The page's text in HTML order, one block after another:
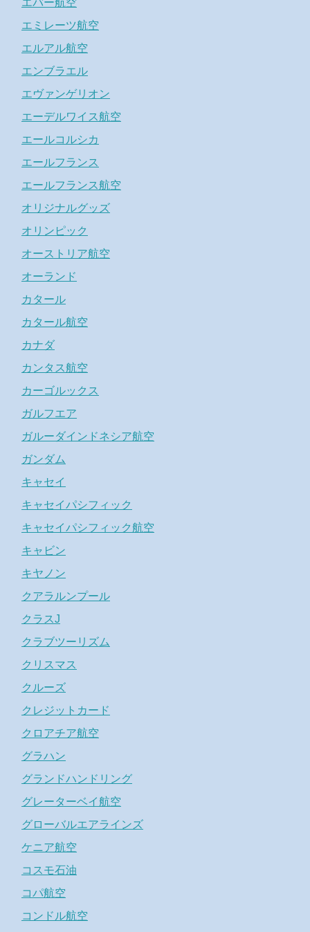
エバー航空
エミレーツ航空
エルアル航空
エンブラエル
エヴァンゲリオン
エーデルワイス航空
エールコルシカ
エールフランス
エールフランス航空
オリジナルグッズ
オリンピック
オーストリア航空
オーランド
カタール
カタール航空
カナダ
カンタス航空
カーゴルックス
ガルフエア
ガルーダインドネシア航空
ガンダム
キャセイ
キャセイパシフィック
キャセイパシフィック航空
キャビン
キヤノン
クアラルンプール
クラスJ
クラブツーリズム
クリスマス
クルーズ
クレジットカード
クロアチア航空
グラハン
グランドハンドリング
グレーターベイ航空
グローバルエアラインズ
ケニア航空
コスモ石油
コパ航空
コンドル航空